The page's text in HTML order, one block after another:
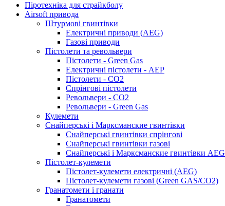
Піротехніка для страйкболу
Airsoft привода
Штурмові гвинтівки
Електричні приводи (AEG)
Газові приводи
Пістолети та револьвери
Пістолети - Green Gas
Електричні пістолети - AEP
Пістолети - CO2
Спрінгові пістолети
Револьвери - CO2
Револьвери - Green Gas
Кулемети
Снайперські і Марксманские гвинтівки
Снайперські гвинтівки спрінгові
Снайперські гвинтівки газові
Снайперські і Марксманские гвинтівки AEG
Пістолет-кулемети
Пістолет-кулемети електричні (AEG)
Пістолет-кулемети газові (Green GAS/CO2)
Гранатомети і гранати
Гранатомети